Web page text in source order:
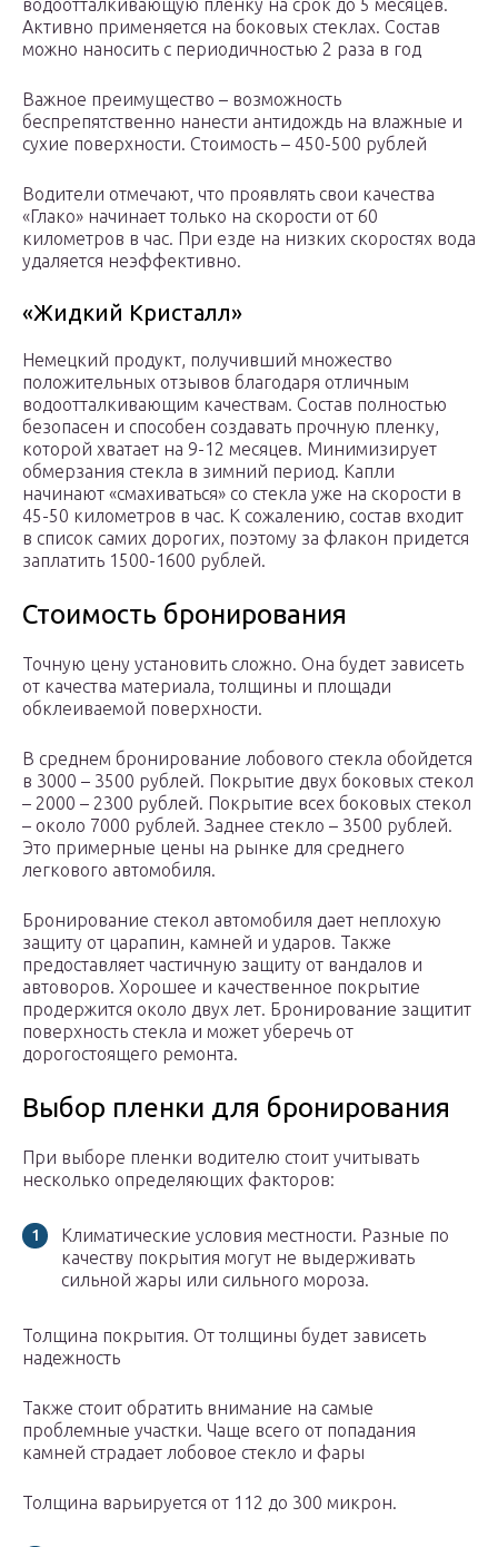
водоотталкивающую пленку на срок до 5 месяцев.
Активно применяется на боковых стеклах. Состав
можно наносить с периодичностью 2 раза в год
Важное преимущество – возможность
беспрепятственно нанести антидождь на влажные и
сухие поверхности. Стоимость – 450-500 рублей
Водители отмечают, что проявлять свои качества
«Глако» начинает только на скорости от 60
километров в час. При езде на низких скоростях вода
удаляется неэффективно.
«Жидкий Кристалл»
Немецкий продукт, получивший множество
положительных отзывов благодаря отличным
водоотталкивающим качествам. Состав полностью
безопасен и способен создавать прочную пленку,
которой хватает на 9-12 месяцев. Минимизирует
обмерзания стекла в зимний период. Капли
начинают «смахиваться» со стекла уже на скорости в
45-50 километров в час. К сожалению, состав входит
в список самих дорогих, поэтому за флакон придется
заплатить 1500-1600 рублей.
Стоимость бронирования
Точную цену установить сложно. Она будет зависеть
от качества материала, толщины и площади
обклеиваемой поверхности.
В среднем бронирование лобового стекла обойдется
в 3000 – 3500 рублей. Покрытие двух боковых стекол
– 2000 – 2300 рублей. Покрытие всех боковых стекол
– около 7000 рублей. Заднее стекло – 3500 рублей.
Это примерные цены на рынке для среднего
легкового автомобиля.
Бронирование стекол автомобиля дает неплохую
защиту от царапин, камней и ударов. Также
предоставляет частичную защиту от вандалов и
автоворов. Хорошее и качественное покрытие
продержится около двух лет. Бронирование защитит
поверхность стекла и может уберечь от
дорогостоящего ремонта.
Выбор пленки для бронирования
При выборе пленки водителю стоит учитывать
несколько определяющих факторов:
Климатические условия местности. Разные по
качеству покрытия могут не выдерживать
сильной жары или сильного мороза.
Толщина покрытия. От толщины будет зависеть
надежность
Также стоит обратить внимание на самые
проблемные участки. Чаще всего от попадания
камней страдает лобовое стекло и фары
Толщина варьируется от 112 до 300 микрон.